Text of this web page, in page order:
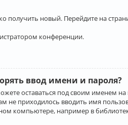
получить новый. Перейдите на
конференции.
ввод имени и пароля?
оставаться под своим именем
не приходилось вводить имя
компьютере, например в